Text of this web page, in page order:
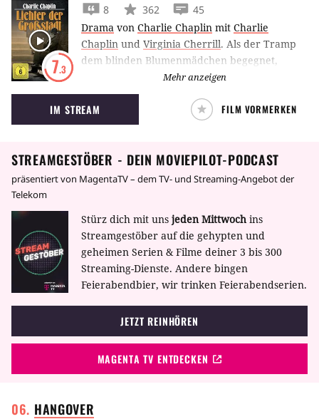
7.3
8 362
45
Drama von Charlie Chaplin mit Charlie
Chaplin und Virginia Cherrill. Als der Tramp
dem blinden Blumenmädchen begegnet,
verliebt er sich augenblicklich in die junge
Frau. Um das nötige Geld für eine
Augenoperation aufzubringen, verdingt sich
der Tramp als Preisboxer - jedoch erfolglos.
der dem Tramp aber nur im betrunkenen
Zustand wohl gesonnen ist.
Mehr anzeigen
IM STREAM FILM VORMERKEN
STREAMGESTÖBER - DEIN MOVIEPILOT-PODCAST
präsentiert von MagentaTV – dem TV- und Streaming-Angebot der
Telekom
Stürz dich mit uns jeden Mittwoch ins
Streamgestöber auf die gehypten und
geheimen Serien & Filme deiner 3 bis 300
Streaming-Dienste. Andere bingen
Feierabendbier, wir trinken Feierabendserien.
JETZT REINHÖREN
MAGENTA TV ENTDECKEN
HANGOVER